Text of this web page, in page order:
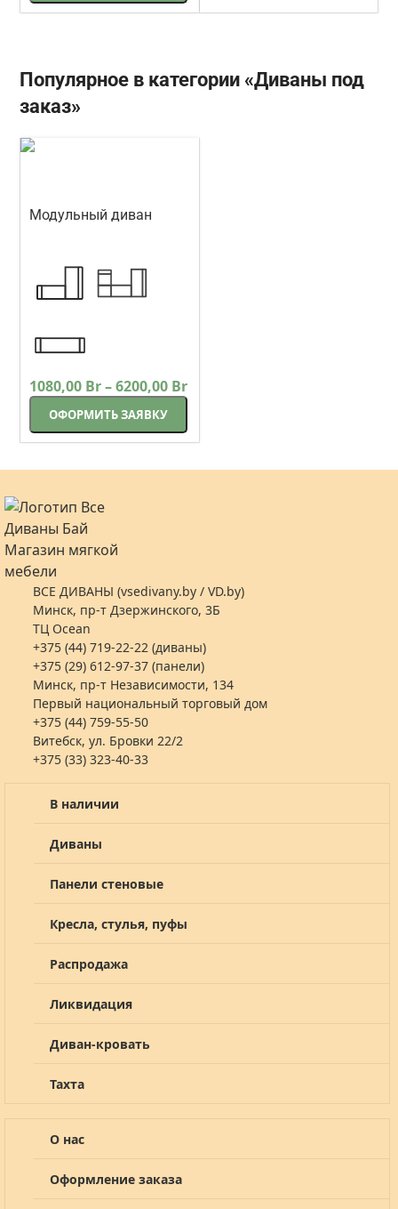
Популярное в категории «Диваны под
заказ»
Модульный диван
1080,00 Br–6200,00 Br
ОФОРМИТЬ ЗАЯВКУ
ВСЕ ДИВАНЫ (vsedivany.by / VD.by)
Минск, пр-т Дзержинского, 3Б
ТЦ Ocean
+375 (44) 719-22-22 (диваны)
+375 (29) 612-97-37 (панели)
Минск, пр-т Независимости, 134
Первый национальный торговый дом
+375 (44) 759-55-50
Витебск, ул. Бровки 22/2
+375 (33) 323-40-33
В наличии
Диваны
Панели стеновые
Кресла, стулья, пуфы
Распродажа
Ликвидация
Диван-кровать
Тахта
О нас
Оформление заказа